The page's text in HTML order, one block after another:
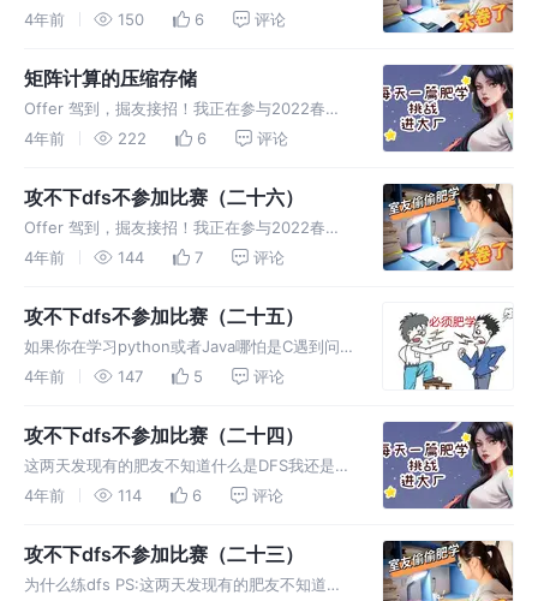
打卡活动，点击查看活动详情。 为什么练dfs
是简单说一下吧不然这题很难做下去。 题目 示
例 1： 示例
4年前 150 6 评论
矩阵计算的压缩存储
Offer 驾到，掘友接招！我正在参与2022春招
打卡活动，点击查看活动详情。 对角矩阵 对角
矩阵的压缩存储：
4年前 222 6 评论
攻不下dfs不参加比赛（二十六）
Offer 驾到，掘友接招！我正在参与2022春招
打卡活动，点击查看活动详情。 为什么练dfs
是简单说一下吧不然这题很难做下去。 题目 示
例 1： 解一
4年前 144 7 评论
攻不下dfs不参加比赛（二十五）
如果你在学习python或者Java哪怕是C遇到问
题都可以来给我留言，因为在学习初期新手总会
的话很容易就放弃了。身边很多这样的例子许多
人学着学着就转了专业换了
4年前 147 5 评论
攻不下dfs不参加比赛（二十四）
这两天发现有的肥友不知道什么是DFS我还是简
单说一下吧不然这题很难做下去。 题目 解一：
4年前 114 6 评论
攻不下dfs不参加比赛（二十三）
为什么练dfs PS:这两天发现有的肥友不知道什